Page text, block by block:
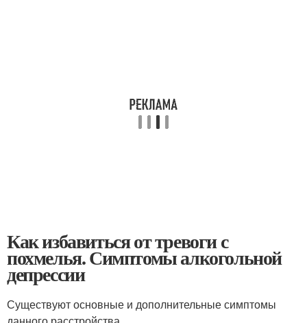
Как избавиться от тревоги с
похмелья. Симптомы алкогольной
депрессии
Существуют основные и дополнительные симптомы